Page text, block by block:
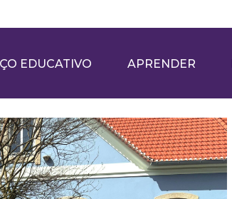
EDUCATIVO APRENDER